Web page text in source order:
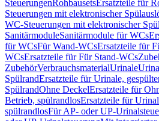
SteuerungenRohbausetsErsatzteile für
Steuerungen mit elektronischer
WC-Steuerungen mit elektronischer
SanitärmoduleSanitärmodule für WCs
für WCsFür Wand-WCsErsatzteile für
WCsErsatzteile für Für Stand-WCs
ZubehörVerbrauchsmaterialUrinale
SpülrandErsatzteile für Urinale,
SpülrandOhne DeckelErsatzteile für
Betrieb, spülrandlosErsatzteile für
spülrandlosFür AP- oder UP-